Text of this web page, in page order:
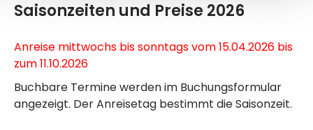
Saisonzeiten und Preise 2026
Anreise mittwochs bis sonntags vom 15.04.2026 bis
zum 11.10.2026
Buchbare Termine werden im Buchungsformular
angezeigt. Der Anreisetag bestimmt die Saisonzeit.